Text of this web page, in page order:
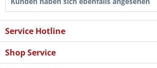
Service Hotline
Shop Service